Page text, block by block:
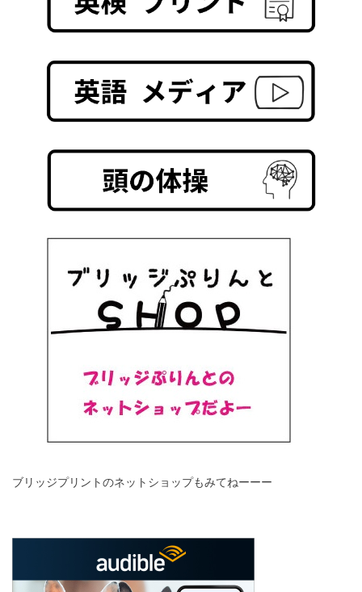
ブリッジプリントのネットショップもみてねーーー